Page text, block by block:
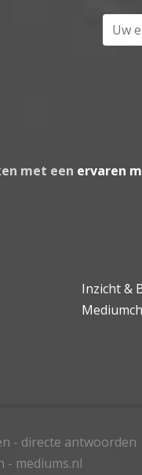
Uw
met een ervaren
Inzicht &
- directe antwoorden
- mediums.nl